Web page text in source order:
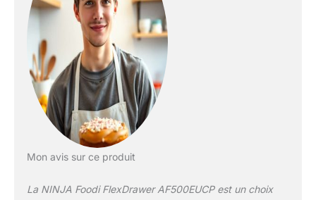
un poulet de 2kg ou
1,5 kg de frites dans
chaque zone de 5,2L
7 FONCTIONS : Air
Fry, Max Crisp, Rôtir,
Cuire au four,
Réchauffer,
Déshydrater.
(Testé vs des
Mon avis sur ce produit
La NINJA Foodi FlexDrawer AF500EUCP est un choix